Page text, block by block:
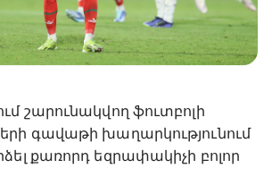
շարունակվող ֆուտբոլի
գավաթի խաղարկությունում
քառորդ եզրափակիչի բոլոր